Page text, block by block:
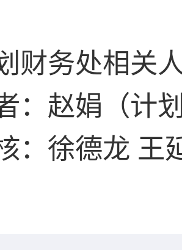
财务处相关
：赵娟（计
：徐德龙 王